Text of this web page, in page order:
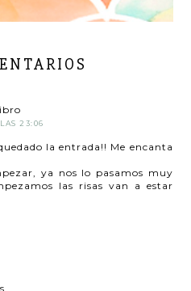
23:06
la entrada!! Me encanta
ya nos lo pasamos muy
las risas van a estar